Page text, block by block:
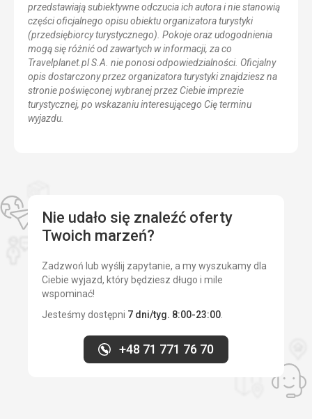
przedstawiają subiektywne odczucia ich autora i nie stanowią
części oficjalnego opisu obiektu organizatora turystyki
(przedsiębiorcy turystycznego). Pokoje oraz udogodnienia
mogą się różnić od zawartych w informacji, za co
Travelplanet.pl S.A. nie ponosi odpowiedzialności. Oficjalny
opis dostarczony przez organizatora turystyki znajdziesz na
stronie poświęconej wybranej przez Ciebie imprezie
turystycznej, po wskazaniu interesującego Cię terminu
wyjazdu.
Nie udało się znaleźć oferty
Twoich marzeń?
Zadzwoń lub wyślij zapytanie, a my wyszukamy dla
Ciebie wyjazd, który będziesz długo i mile
wspominać!
Jesteśmy dostępni 7 dni/tyg. 8:00-23:00.
+48 71 771 76 70